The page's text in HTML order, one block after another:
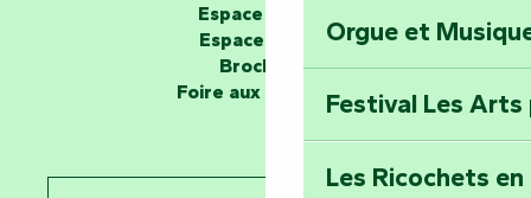
Partez en
Percez les
Orgue et
Festival Les Arts
Les Ricochets
Espace groupe
Espace presse
Brochures
Foire aux questions